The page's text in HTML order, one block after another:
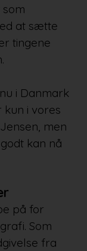
at sætte
tingene
i Danmark
kun i vores
men
kan nå
på for
Som
fra